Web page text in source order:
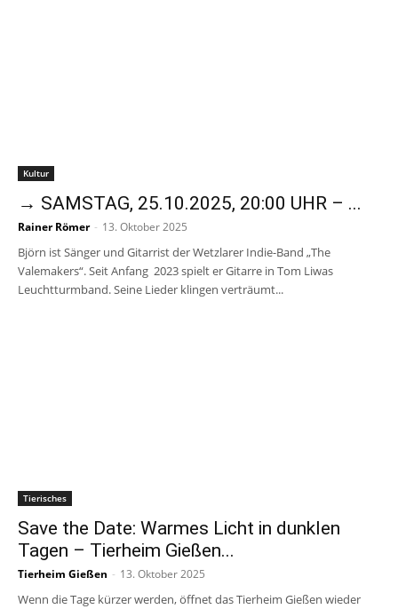
Kultur
→ SAMSTAG, 25.10.2025, 20:00 UHR – ...
Rainer Römer - 13. Oktober 2025
Björn ist Sänger und Gitarrist der Wetzlarer Indie-Band „The
Valemakers“. Seit Anfang 2023 spielt er Gitarre in Tom Liwas
Leuchtturmband. Seine Lieder klingen verträumt...
Tierisches
Save the Date: Warmes Licht in dunklen
Tagen – Tierheim Gießen...
Tierheim Gießen - 13. Oktober 2025
Wenn die Tage kürzer werden, öffnet das Tierheim Gießen wieder